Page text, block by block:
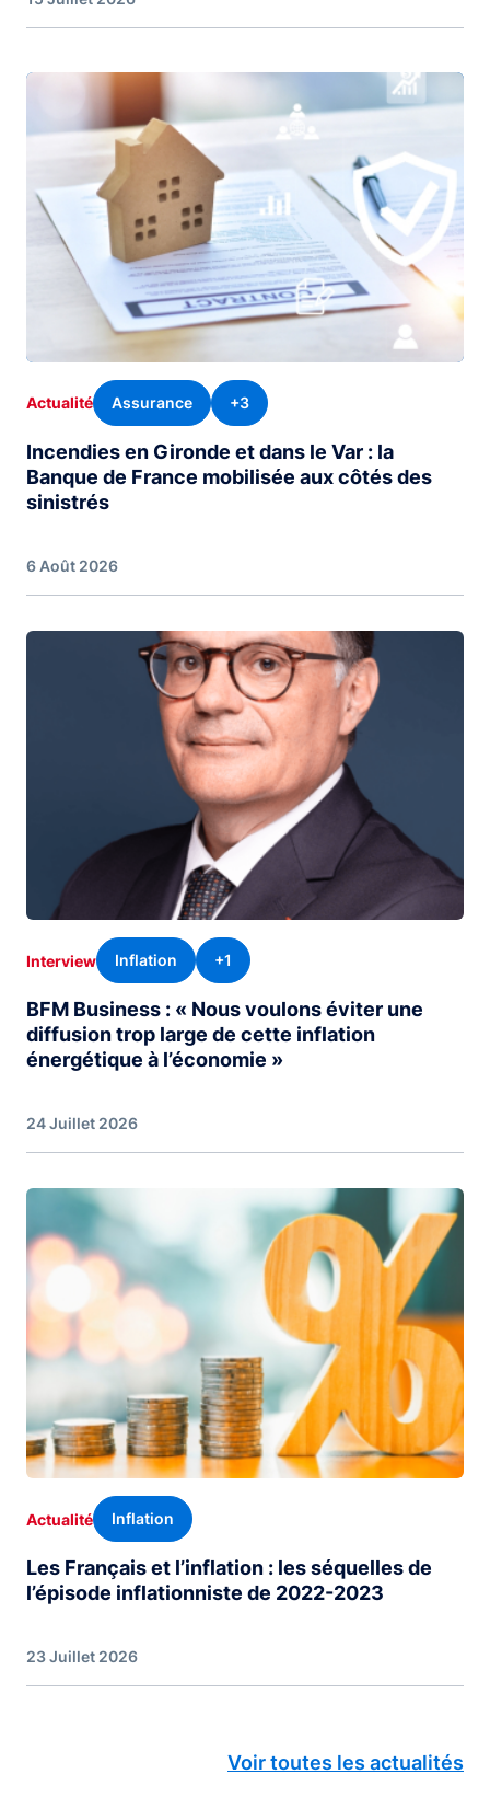
Actualité Assurance +3
Incendies en Gironde et dans le Var : la
Banque de France mobilisée aux côtés des
sinistrés
6 Août 2026
Image
Interview Inflation +1
BFM Business : « Nous voulons éviter une
diffusion trop large de cette inflation
énergétique à l’économie »
24 Juillet 2026
Image
Actualité Inflation
Les Français et l’inflation : les séquelles de
l’épisode inflationniste de 2022-2023
23 Juillet 2026
Voir toutes les actualités